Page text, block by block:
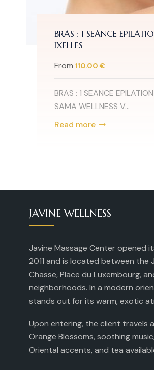
BRAS : 1 SEANCE
IXELLES
From110.00 €
BRAS : 1 SEANCE EPILATION
SAMA WELLNESS V...
Read more
JAVINE WELLNESS
Javine Massage Center opened
2011 and is located between the
Chasse, Place du Luxembourg,
neighborhoods. In a modern
stands out for its warm, exotic
Upon entering, the client travels
Orange Blossoms, soothing
Oriental accents, and tea